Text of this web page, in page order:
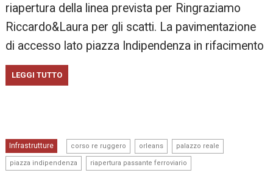
riapertura della linea prevista per Ringraziamo
Riccardo&Laura per gli scatti. La pavimentazione
di accesso lato piazza Indipendenza in rifacimento
LEGGI TUTTO
Infrastrutture corso re ruggero orleans palazzo reale
piazza indipendenza riapertura passante ferroviario